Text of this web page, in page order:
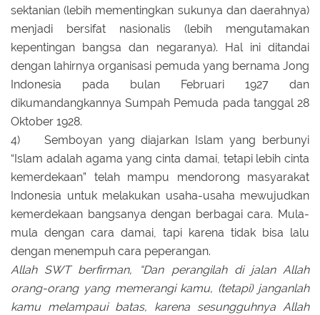
sektanian (lebih mementingkan sukunya dan daerahnya)
menjadi bersifat nasionalis (lebih mengutamakan
kepentingan bangsa dan negaranya). Hal ini ditandai
dengan lahirnya organisasi pemuda yang bernama Jong
Indonesia pada bulan Februari 1927 dan
dikumandangkannya Sumpah Pemuda pada tanggal 28
Oktober 1928.
4) Semboyan yang diajarkan Islam yang berbunyi
“Islam adalah agama yang cinta damai, tetapi lebih cinta
kemerdekaan” telah mampu mendorong masyarakat
Indonesia untuk melakukan usaha-usaha mewujudkan
kemerdekaan bangsanya dengan berbagai cara. Mula-
mula dengan cara damai, tapi karena tidak bisa lalu
dengan menempuh cara peperangan.
Allah SWT berfirman, “Dan perangilah di jalan Allah
orang-orang yang memerangi kamu, (tetapi) janganlah
kamu melampaui batas, karena sesungguhnya Allah